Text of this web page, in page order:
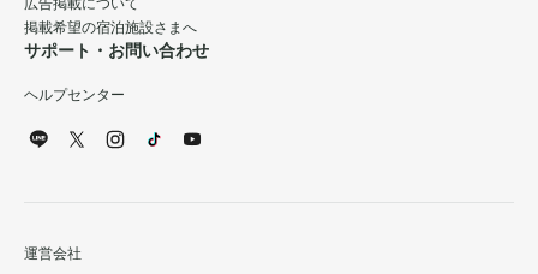
広告掲載について
掲載希望の宿泊施設さまへ
サポート・お問い合わせ
ヘルプセンター
運営会社